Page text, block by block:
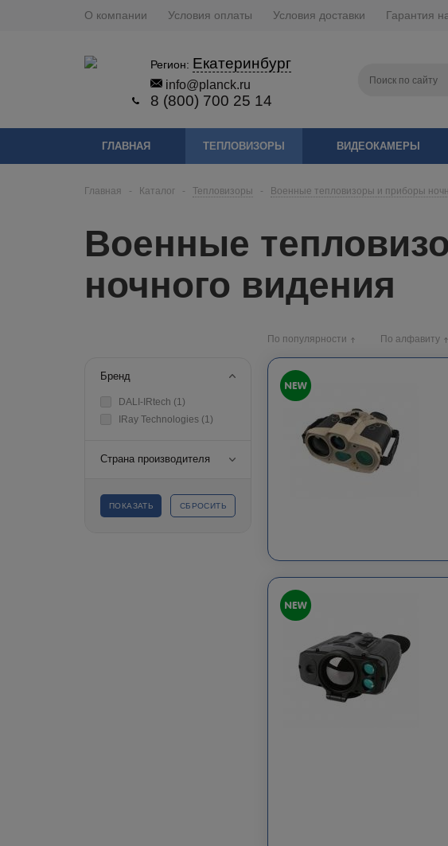
О компании Условия оплаты Условия доставки Гарантия
Регион: Екатеринбург
info@planck.ru
8 (800) 700 25 14
ГЛАВНАЯ ТЕПЛОВИЗОРЫ ВИДЕОКАМЕРЫ
Главная - Каталог - Тепловизоры - Военные тепловизоры и приборы
Военные
ночного видения
Бренд
DALI-IRtech (1)
IRay Technologies (1)
Страна производителя
По популярности По алфавиту